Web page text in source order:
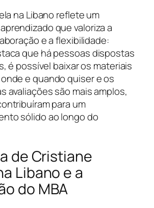
na Libano reflete um
que valoriza a
e a flexibilidade:
que há pessoas dispostas
é possível baixar os materiais
e quando quiser e os
avaliações são mais amplos,
para um
sólido ao longo do
de Cristiane
Libano e a
do MBA